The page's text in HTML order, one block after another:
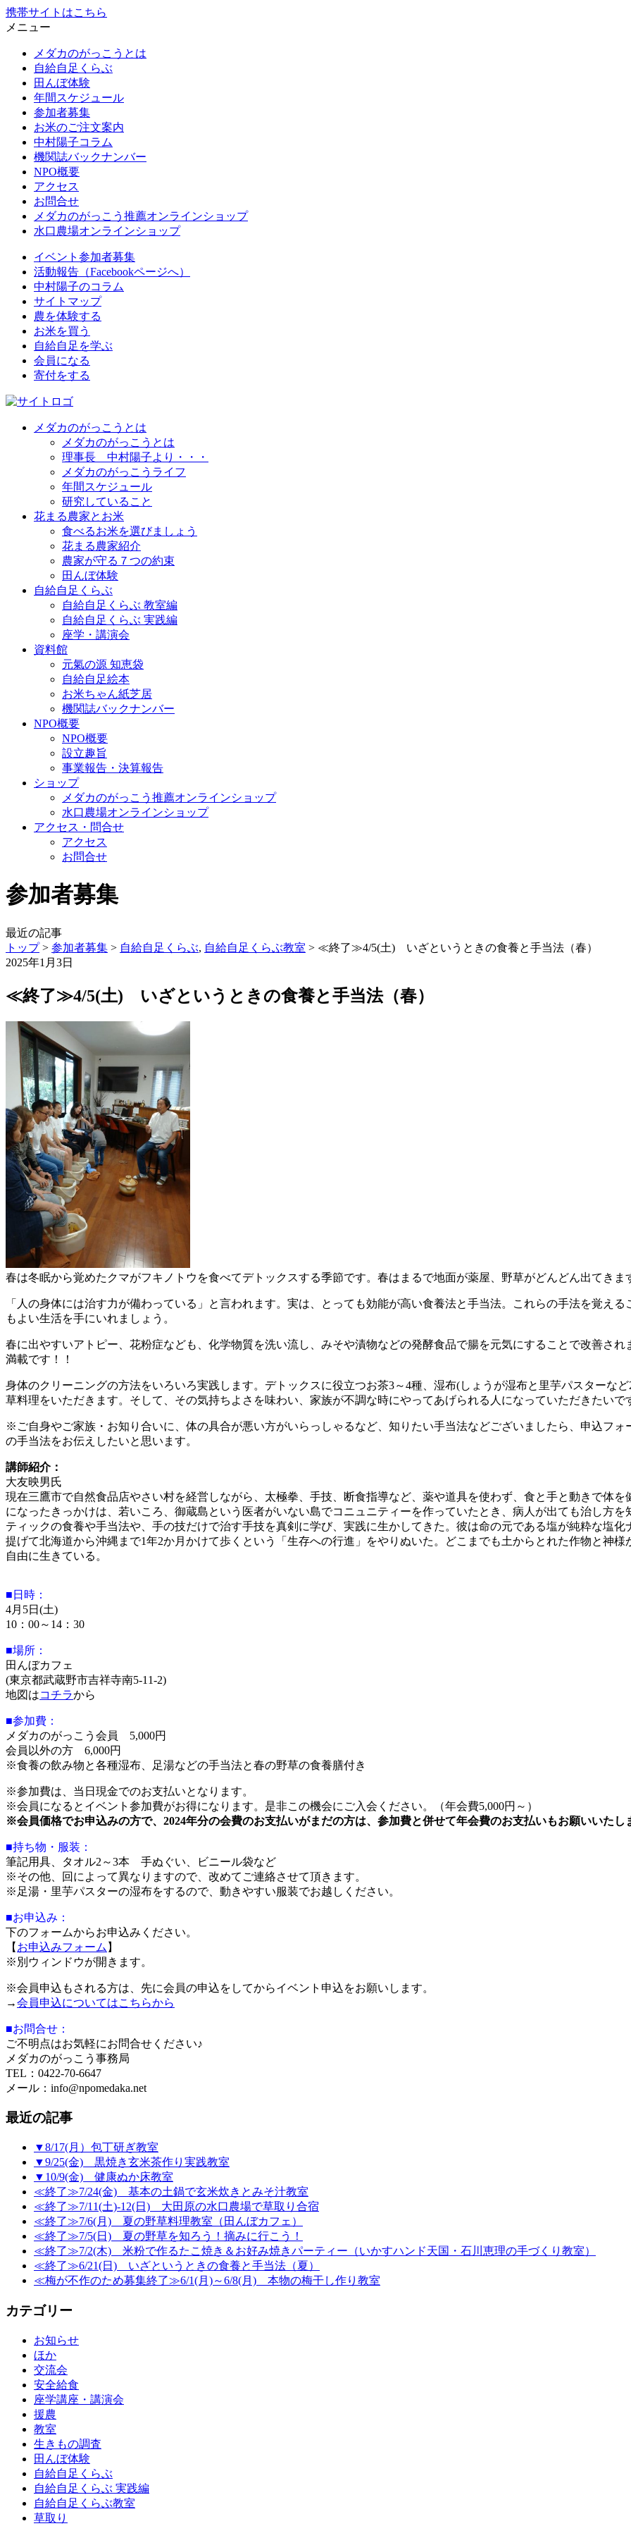
携帯サイトはこちら
メニュー
メダカのがっこうとは
自給自足くらぶ
田んぼ体験
年間スケジュール
参加者募集
お米のご注文案内
中村陽子コラム
機関誌バックナンバー
NPO概要
アクセス
お問合せ
メダカのがっこう推薦オンラインショップ
水口農場オンラインショップ
イベント参加者募集
活動報告（Facebookページへ）
中村陽子のコラム
サイトマップ
農を体験する
お米を買う
自給自足を学ぶ
会員になる
寄付をする
メダカのがっこうとは
メダカのがっこうとは
理事長 中村陽子より・・・
メダカのがっこうライフ
年間スケジュール
研究していること
花まる農家とお米
食べるお米を選びましょう
花まる農家紹介
農家が守る７つの約束
田んぼ体験
自給自足くらぶ
自給自足くらぶ 教室編
自給自足くらぶ 実践編
座学・講演会
資料館
元氣の源 知恵袋
自給自足絵本
お米ちゃん紙芝居
機関誌バックナンバー
NPO概要
NPO概要
設立趣旨
事業報告・決算報告
ショップ
メダカのがっこう推薦オンラインショップ
水口農場オンラインショップ
アクセス・問合せ
アクセス
お問合せ
参加者募集
最近の記事
トップ> 参加者募集 > 自給自足くらぶ, 自給自足くらぶ教室 > ≪終了≫4/5(土) いざというときの食養と手当法（春）
2025年1月3日
≪終了≫4/5(土) いざというときの食養と手当法（春）
春は冬眠から覚めたクマがフキノトウを食べてデトックスする季節です。春はまるで地面が薬屋、野草がどんどん出てき
「人の身体には治す力が備わっている」と言われます。実は、とっても効能が高い食養法と手当法。これらの手法を覚え
もよい生活を手にいれましょう。
春に出やすいアトピー、花粉症なども、化学物質を洗い流し、みそや漬物などの発酵食品で腸を元気にすることで改善さ
満載です！！
身体のクリーニングの方法をいろいろ実践します。デトックスに役立つお茶3～4種、湿布(しょうが湿布と里芋パスターな
草料理をいただきます。そして、その気持ちよさを味わい、家族が不調な時にやってあげられる人になっていただきたいで
※ご自身やご家族・お知り合いに、体の具合が悪い方がいらっしゃるなど、知りたい手当法などございましたら、申込フ
の手当法をお伝えしたいと思います。
講師紹介：
大友映男氏
現在三鷹市で自然食品店やさい村を経営しながら、太極拳、手技、断食指導など、薬や道具を使わず、食と手と動きで体
になったきっかけは、若いころ、御蔵島という医者がいない島でコニュニティーを作っていたとき、病人が出ても治し方
ティックの食養や手当法や、手の技だけで治す手技を真剣に学び、実践に生かしてきた。彼は命の元である塩が純粋な塩
提げて北海道から沖縄まで1年2か月かけて歩くという「生存への行進」をやりぬいた。どこまでも土からとれた作物と神
自由に生きている。
■日時：
4月5日(土)
10：00～14：30
■場所：
田んぼカフェ
(東京都武蔵野市吉祥寺南5-11-2)
地図はコチラから
■参加費：
メダカのがっこう会員 5,000円
会員以外の方 6,000円
※食養の飲み物と各種湿布、足湯などの手当法と春の野草の食養膳付き
※参加費は、当日現金でのお支払いとなります。
※会員になるとイベント参加費がお得になります。是非この機会にご入会ください。（年会費5,000円～）
※会員価格でお申込みの方で、2024年分の会費のお支払いがまだの方は、参加費と併せて年会費のお支払いもお願いいたし
■持ち物・服装：
筆記用具、タオル2～3本 手ぬぐい、ビニール袋など
※その他、回によって異なりますので、改めてご連絡させて頂きます。
※足湯・里芋パスターの湿布をするので、動きやすい服装でお越しください。
■お申込み：
下のフォームからお申込みください。
【 お申込みフォーム 】
※別ウィンドウが開きます。
※会員申込もされる方は、先に会員の申込をしてからイベント申込をお願いします。
→会員申込についてはこちらから
■お問合せ：
ご不明点はお気軽にお問合せください♪
メダカのがっこう事務局
TEL：0422-70-6647
メール：info@npomedaka.net
最近の記事
▼8/17(月）包丁研ぎ教室
▼9/25(金) 黒焼き玄米茶作り実践教室
▼10/9(金) 健康ぬか床教室
≪終了≫7/24(金) 基本の土鍋で玄米炊きとみそ汁教室
≪終了≫7/11(土)-12(日) 大田原の水口農場で草取り合宿
≪終了≫7/6(月) 夏の野草料理教室（田んぼカフェ）
≪終了≫7/5(日) 夏の野草を知ろう！摘みに行こう！
≪終了≫7/2(木) 米粉で作るたこ焼き＆お好み焼きパーティー（いかすハンド天国・石川恵理の手づくり教室）
≪終了≫6/21(日) いざというときの食養と手当法（夏）
≪梅が不作のため募集終了≫6/1(月)～6/8(月) 本物の梅干し作り教室
カテゴリー
お知らせ
ほか
交流会
安全給食
座学講座・講演会
援農
教室
生きもの調査
田んぼ体験
自給自足くらぶ
自給自足くらぶ 実践編
自給自足くらぶ教室
草取り